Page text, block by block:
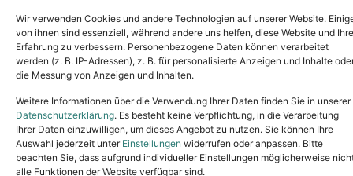
Wir verwenden Cookies und andere Technologien auf unserer Website.
von ihnen sind essenziell, während andere uns helfen, diese Website und Ihre
Erfahrung zu verbessern. Personenbezogene Daten können verarbeitet
werden (z. B. IP-Adressen), z. B. für personalisierte Anzeigen und Inhalte
die Messung von Anzeigen und Inhalten.
Weitere Informationen über die Verwendung Ihrer Daten finden Sie in unserer
Datenschutzerklärung. Es besteht keine Verpflichtung, in die Verarbeitung
Ihrer Daten einzuwilligen, um dieses Angebot zu nutzen. Sie können Ihre
Auswahl jederzeit unter Einstellungen widerrufen oder anpassen. Bitte
beachten Sie, dass aufgrund individueller Einstellungen möglicherweise
alle Funktionen der Website verfügbar sind.
Copyright © 2024. All rights reserved.
Tel.: (02631) 55356buero@tierheim-neuwied.de
Ludwigshof 1, 56567 Neuwied